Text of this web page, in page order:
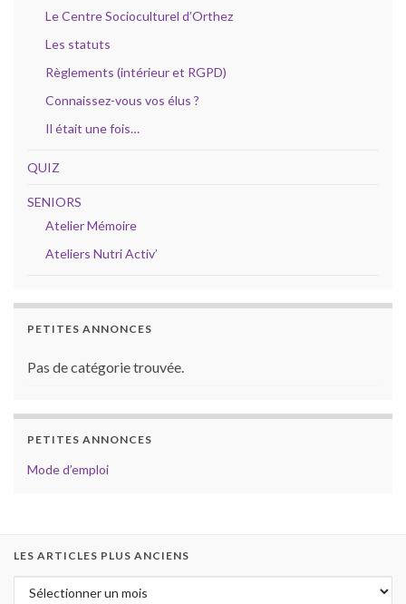
Le Centre Socioculturel d’Orthez
Les statuts
Règlements (intérieur et RGPD)
Connaissez-vous vos élus ?
Il était une fois…
QUIZ
SENIORS
Atelier Mémoire
Ateliers Nutri Activ’
PETITES ANNONCES
Pas de catégorie trouvée.
PETITES ANNONCES
Mode d’emploi
LES ARTICLES PLUS ANCIENS